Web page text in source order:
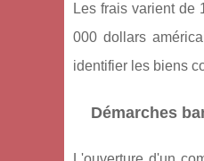
Les frais varient de
000 dollars
identifier les biens
Démarches